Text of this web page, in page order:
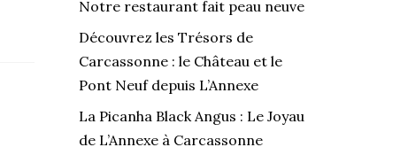
Notre restaurant fait peau neuve
Découvrez les Trésors de
Carcassonne : le Château et le
Pont Neuf depuis L’Annexe
La Picanha Black Angus : Le Joyau
de L’Annexe à Carcassonne